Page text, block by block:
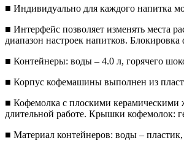
■ Индивидуально для каждого напитка
■ Интерфейс позволяет изменять места
диапазон настроек напитков.
■ Контейнеры: воды – 4.0 л, горячего
■ Корпус кофемашины выполнен из
■ Кофемолка с плоскими керамическими
длительной работе. Крышки кофемолок:
■ Материал контейнеров: воды –